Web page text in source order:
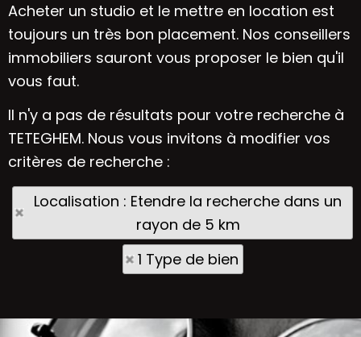
Acheter un studio et le mettre en location est
toujours un très bon placement. Nos conseillers
immobiliers sauront vous proposer le bien qu'il
vous faut.
Il n'y a pas de résultats pour votre recherche à
TETEGHEM. Nous vous invitons à modifier vos
critères de recherche :
Localisation : Etendre la recherche dans un
rayon de 5 km
1 Type de bien